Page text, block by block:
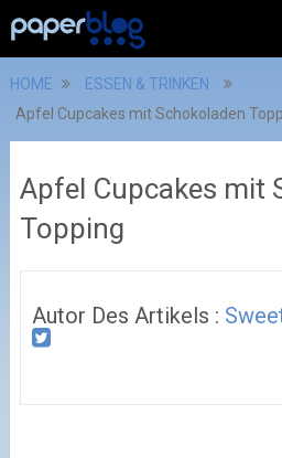
HOME
ESSEN & TRINKEN
Apfel Cupcakes mit Schokoladen
Apfel Cupcakes mit
Topping
Autor Des Artikels :